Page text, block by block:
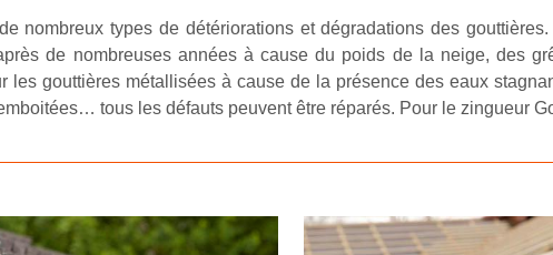
nombreux types de détériorations et dégradations des
de nombreuses années à cause du poids de la neige, des
les gouttières métallisées à cause de la présence des eaux
tous les défauts peuvent être réparés. Pour le zingueur